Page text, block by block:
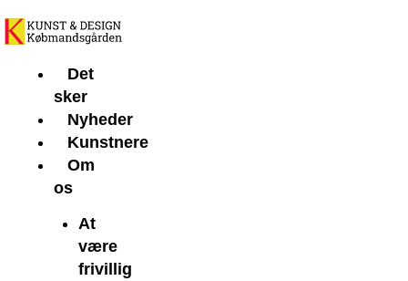
til
Det
sker
Nyheder
Kunstnere
Om
os
At
være
frivillig